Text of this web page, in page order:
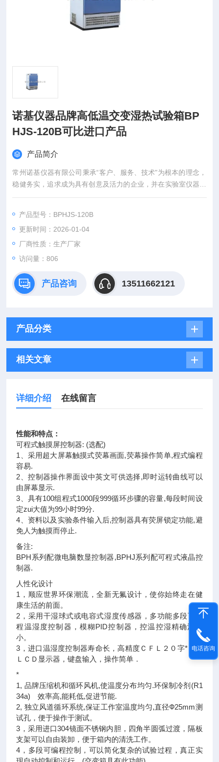
诺基仪器品牌高低温交变湿热试验箱BP
HJS-120B可比进口产品
产品简介
常州诺基仪器有限公司秉承“客户、服务、技术"为根本的理念，
稳健务实，追求成为具有创意及活力的企业，并在实验室仪器领
域倍受推崇。作为的实验室仪器制造商，集成商，为尊敬的客户
恒温振荡器、摇床全系列、气浴恒温振荡器、水浴恒温振荡器、
全温振荡培养箱、低温冷却循环泵， 恒温摇床， 全温摇床， 低
温摇床等实验室产品
产品型号：BPHJS-120B
更新时间：2026-01-04
厂商性质：生产厂家
访问量：806
产品咨询 13511662121
产品分类
相关文章
详细介绍 在线留言
性能和特点：
可程式触摸屏控制器: (选配)
1、采用超大屏幕触摸式荧幕画面,荧幕操作简单,程式编程
容易.
2、控制器操作界面设中英文可供选择,即时运转曲线可以
由屏幕显示.
3、具有100组程式1000段999循环步骤的容量,每段时间设
定zui大值为99小时99分.
4、资料以及实验条件输入后,控制器具有荧屏锁定功能,避
免人为触摸而停止.
备注:
BPH系列配微电脑数显控制器,BPHJ系列配可程式液晶控
制器.
人性化设计
1，顺应世界环保潮流，全新无氟设计，使你始终走在健
康生活的前面。
2，采用干湿球式或电容式湿度传感器，多功能多段可编
程温湿度控制器，模糊PID控制器，控温控湿精确波动
小。
3，进口温湿度控制器寿命长，高精度ＣＦＬ２０字*６行
ＬＣＤ显示器，键盘输入，操作简单．
*
1, 品牌压缩机和循环风机,使温度分布均匀.环保制冷剂(R1
34a) 效率高,能耗低,促进节能.
2, 独立风道循环系统,保证工作室温度均匀,直径Ф25mm测
试孔，便于操作于测试。
3，采用进口304镜面不锈钢内胆，四角半圆弧过渡，隔板
支架可以自由装卸，便于箱内的清洗工作。
4，多段可编程控制，可以简化复杂的试验过程，真正实
电话咨询